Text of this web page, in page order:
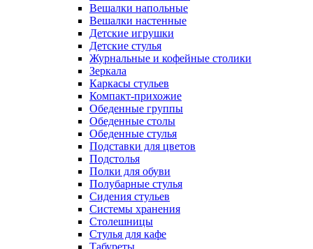
Вешалки напольные
Вешалки настенные
Детские игрушки
Детские стулья
Журнальные и кофейные столики
Зеркала
Каркасы стульев
Компакт-прихожие
Обеденные группы
Обеденные столы
Обеденные стулья
Подставки для цветов
Подстолья
Полки для обуви
Полубарные стулья
Сидения стульев
Системы хранения
Столешницы
Стулья для кафе
Табуреты